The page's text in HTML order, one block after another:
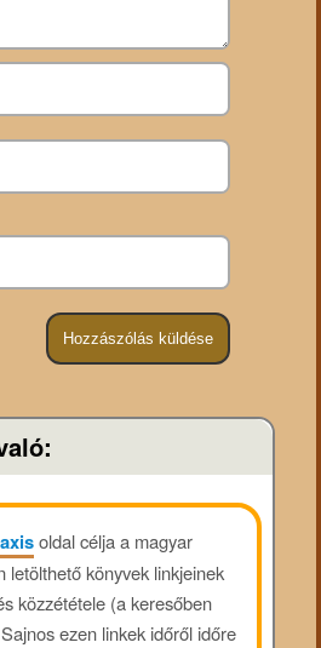
oldal célja a magyar
letölthető könyvek linkjeinek
közzététele (a keresőben
ezen linkek időről időre